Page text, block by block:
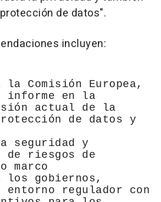
de datos".
incluyen:
Europea,
informe en la
de la
de datos y
y
de riesgos de
marco
gobiernos,
entorno regulador con